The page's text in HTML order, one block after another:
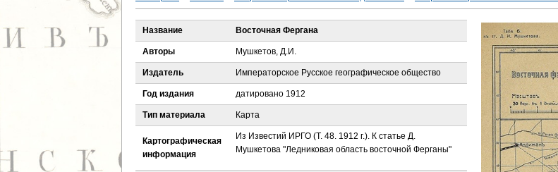
В
ы
д
е
с
Название Восточная Фергана
Авторы Мушкетов, Д.И.
Издатель Императорское Русское географическое общество
Год издания датировано 1912
Тип материала Карта
Картографическая
информация
Из Известий ИРГО (Т. 48. 1912 г.). К статье Д.
Мушкетова "Ледниковая область восточной Ферганы"